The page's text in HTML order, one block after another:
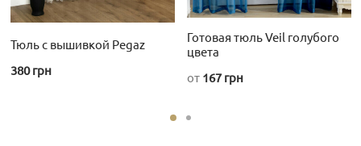
Тюль с вышивкой Pegaz
380грн
на
Готовая тюль Veil голубого
цвета
от 167грн
товар